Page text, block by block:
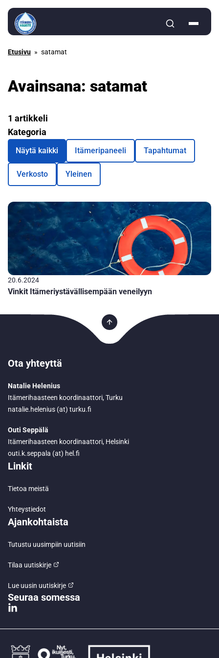
Siirry sisältöön
Etusivu » satamat
Avainsana: satamat
Kategoria
1 artikkeli
Näytä kaikki Itämeripaneeli Tapahtumat
Verkosto Yleinen
20.6.2024
Vinkit Itämeriystävällisempään veneilyyn
Ota yhteyttä
Natalie Helenius
Itämerihaasteen koordinaattori, Turku
natalie.helenius (at) turku.fi
Outi Seppälä
Itämerihaasteen koordinaattori, Helsinki
outi.k.seppala (at) hel.fi
Linkit
Tietoa meistä
Yhteystiedot
Ajankohtaista
Tutustu uusimpiin uutisiin
Tilaa uutiskirje
Lue uusin uutiskirje
Seuraa somessa